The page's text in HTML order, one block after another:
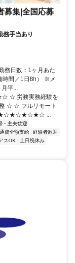
募集|全国応募
務手当あり
務日数：1ヶ月あた
時間／1日8h） ※メ
平...
務実務経験を
☆ ☆ フルリモート
...
・主夫歓迎
費全額支給
経験者歓迎
スOK
土日祝休み